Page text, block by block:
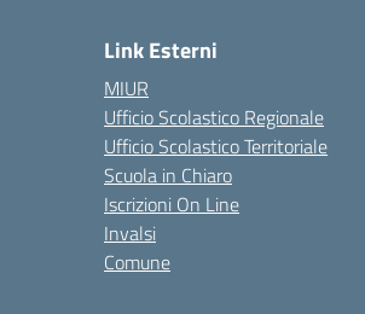
Link Esterni
MIUR
Ufficio Scolastico Regionale
Ufficio Scolastico Territoriale
Scuola in Chiaro
Iscrizioni On Line
Invalsi
Comune